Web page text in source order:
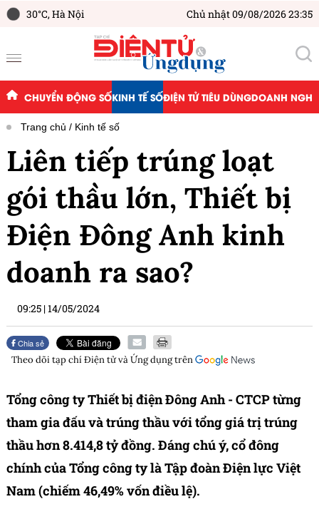
30°C,Hà Nội Chủ nhật 09/08/2026 23:35
CHUYỂN ĐỘNG SỐKINH TẾ SỐĐIỆN TỬ TIÊU DÙNGDOANH
Trang chủ Kinh tế số
Liên tiếp trúng loạt
gói thầu lớn, Thiết bị
Điện Đông Anh kinh
doanh ra sao?
09:25 |14/05/2024
Chia sẻ
Theo dõi tạp chíĐiện tử và Ứng dụngtrên
Tổng công ty Thiết bị điện Đông Anh - CTCP từng
tham gia đấu và trúng thầu với tổng giá trị trúng
thầu hơn 8.414,8 tỷ đồng. Đáng chú ý, cổ đông
chính của Tổng công ty là Tập đoàn Điện lực Việt
Nam (chiếm 46,49% vốn điều lệ).